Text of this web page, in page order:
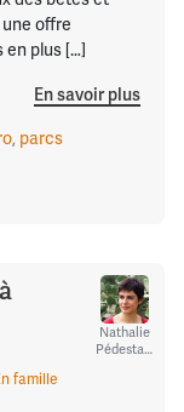
offre
en plus […]
En savoir plus
, parcs
Nathalie
Pédestarres
famille